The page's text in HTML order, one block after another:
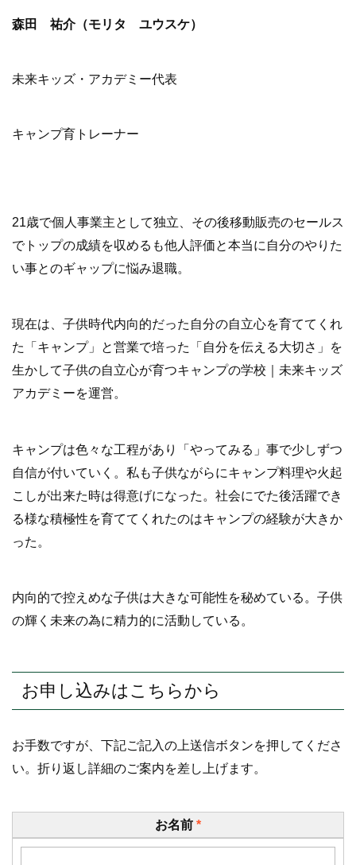
森田 祐介（モリタ ユウスケ）
未来キッズ・アカデミー代表
キャンプ育トレーナー
21歳で個人事業主として独立、その後移動販売のセールス
でトップの成績を収めるも他人評価と本当に自分のやりた
い事とのギャップに悩み退職。
現在は、子供時代内向的だった自分の自立心を育ててくれ
た「キャンプ」と営業で培った「自分を伝える大切さ」を
生かして子供の自立心が育つキャンプの学校｜未来キッズ
アカデミーを運営。
キャンプは色々な工程があり「やってみる」事で少しずつ
自信が付いていく。私も子供ながらにキャンプ料理や火起
こしが出来た時は得意げになった。社会にでた後活躍でき
る様な積極性を育ててくれたのはキャンプの経験が大きか
った。
内向的で控えめな子供は大きな可能性を秘めている。子供
の輝く未来の為に精力的に活動している。
お申し込みはこちらから
お手数ですが、下記ご記入の上送信ボタンを押してくださ
い。折り返し詳細のご案内を差し上げます。
お名前 *